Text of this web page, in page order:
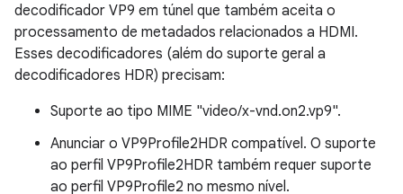
decodificador VP9 em túnel que também aceita o
processamento de metadados relacionados a HDMI.
Esses decodificadores (além do suporte geral a
decodificadores HDR) precisam:
Suporte ao tipo MIME "video/x-vnd.on2.vp9".
Anunciar o VP9Profile2HDR compatível. O suporte
ao perfil VP9Profile2HDR também requer suporte
ao perfil VP9Profile2 no mesmo nível.